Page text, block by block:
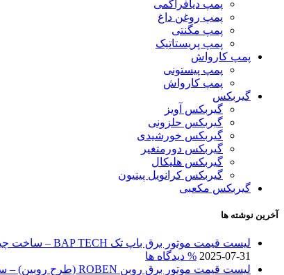
پمپ دیافراگمی
پمپ روغن داغ
پمپ مگنتی
پمپ پریستاتیک
پمپ کارواش
پمپ پیستونی
پمپ کارواش
گیربکس
گیربکس آویز
گیربکس حلزونی
گیربکس خورشیدی
گیربکس دورمتغیر
گیربکس هلیکال
گیربکس کرانویل پینیون
گیربکس مکعبی
آخرین نوشته ها
لیست قیمت موتور برق باپ تک BAP TECH – ساخت چین
2025-07-31 % دیدگاه ها
لیست قیمت موتور برق روبن ROBEN (طرح روبین) – ساخت چین